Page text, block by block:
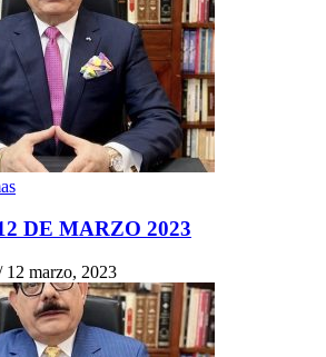
DE MARZO 2023
12 marzo, 2023